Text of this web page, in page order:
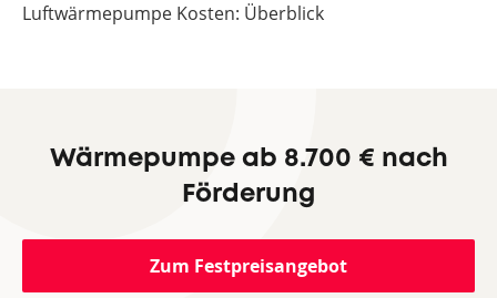
Luftwärmepumpe Kosten: Überblick
Wärmepumpe ab 8.700 € nach
Förderung
Zum Festpreisangebot